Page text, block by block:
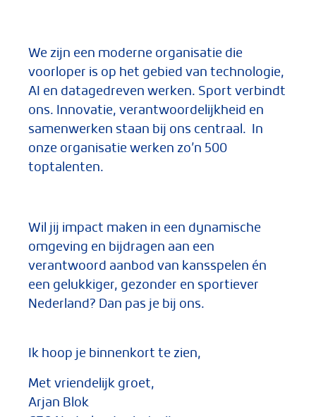
We zijn een moderne organisatie die
voorloper is op het gebied van technologie,
AI en datagedreven werken. Sport verbindt
ons. Innovatie, verantwoordelijkheid en
samenwerken staan bij ons centraal. In
onze organisatie werken zo’n 500
toptalenten.
Wil jij impact maken in een dynamische
omgeving en bijdragen aan een
verantwoord aanbod van kansspelen én
een gelukkiger, gezonder en sportiever
Nederland? Dan pas je bij ons.
Ik hoop je binnenkort te zien,
Met vriendelijk groet,
Arjan Blok